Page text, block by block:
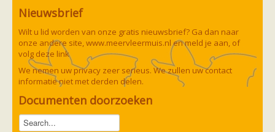
geluiden van vleermuizen
Achtergrond informatie
Nieuwsberichten
Informatiefolders
Nederland
Buitenland
Meer dan vleermuizen
Handleidingen
Vlendag presentaties
Vlennieuwsbrief
Overige publicaties
Nieuwsbrief
Wilt u lid worden van onze gratis nieuwsbrief? Ga dan naar
onze andere site,www.meervleermuis.nlen meld je aan, of
volg deze link
We nemen uw privacy zeer serieus. We zullen uw contact
informatie niet met derden delen.
Documenten doorzoeken